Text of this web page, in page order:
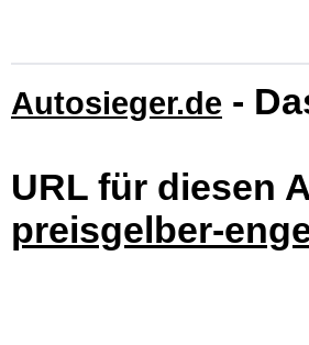
Autosieger.de -
URL für diesen
preisgelber-